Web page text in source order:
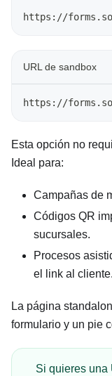
https://
URL de sandbox
https://
Esta opción no
Ideal para:
Campañas de
Códigos QR
sucursales.
Procesos
el link al cliente.
La página
formulario y un pie
Si quieres una